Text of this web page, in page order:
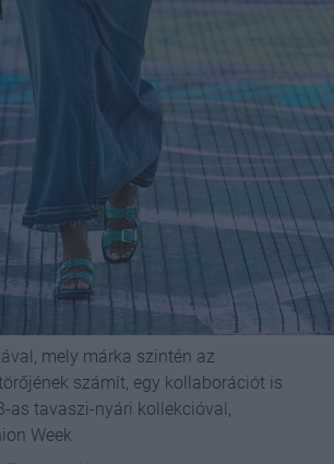
mely márka szintén az
számít, egy kollaborációt is
as tavaszi-nyári kollekcióval,
Week